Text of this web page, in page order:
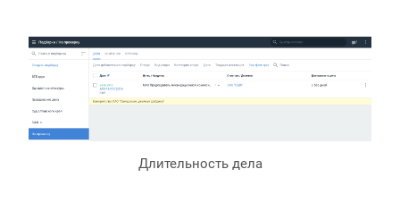
Длительность дела